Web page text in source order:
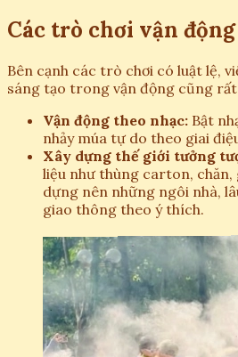
Các trò chơi vận
Bên cạnh các trò chơi có luật lệ,
sáng tạo trong vận động cũng
Vận động theo nhạc: Bật
nhảy múa tự do theo giai
Xây dựng thế giới tưởng
liệu như thùng carton,
dựng nên những ngôi nhà,
giao thông theo ý thích.